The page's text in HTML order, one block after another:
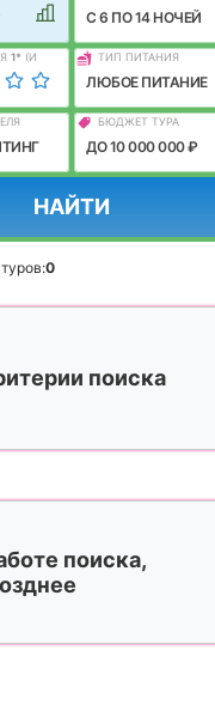
C 6 ПО 14 НОЧЕЙ
1* (И
ТИП ПИТАНИЯ
ЛЮБОЕ ПИТАНИЕ
БЮДЖЕТ ТУРА
ДО 10 000 000 ₽
НАЙТИ
0
поиска
поиска,